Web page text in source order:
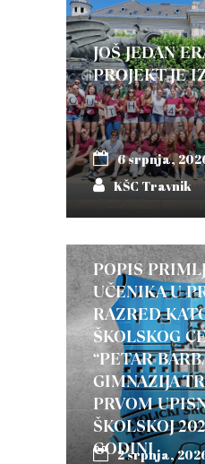
JOŠ JEDAN
PROJEKT JE
6 srpnja,
KŠC Travnik
POPIS
UČENIKA U
RAZRED
ŠKOLSKOG
“PETAR
GIMNAZIJA
PRVOM
ŠKOLSKOJ
GODINI
2 srpnja,